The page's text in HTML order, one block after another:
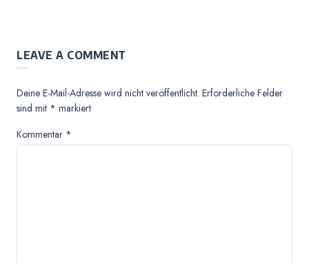
LEAVE A COMMENT
Deine E-Mail-Adresse wird nicht veröffentlicht. Erforderliche Felder
sind mit * markiert
Kommentar *